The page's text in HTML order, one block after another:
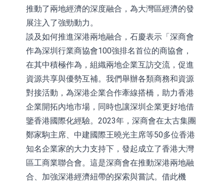
推動了兩地經濟的深度融合，為大灣區經濟的發
展注入了強勁動力。
談及如何推進深港兩地融合，石慶表示「深商會
作為深圳行業商協會100強排名首位的商協會，
在其中積極作為，組織兩地企業互訪交流，促進
資源共享與優勢互補。我們舉辦各類商務和資源
對接活動，為深港企業合作牽線搭橋，助力香港
企業開拓內地市場，同時也讓深圳企業更好地借
鑒香港國際化經驗。2023年，深商會在太古集團
鄭家駒主席、中建國際王曉光主席等50多位香港
知名企業家的大力支持下，發起成立了香港大灣
區工商業聯合會。這是深商會在推動深港兩地融
合、加強深港經濟紐帶的探索與嘗試。借此機